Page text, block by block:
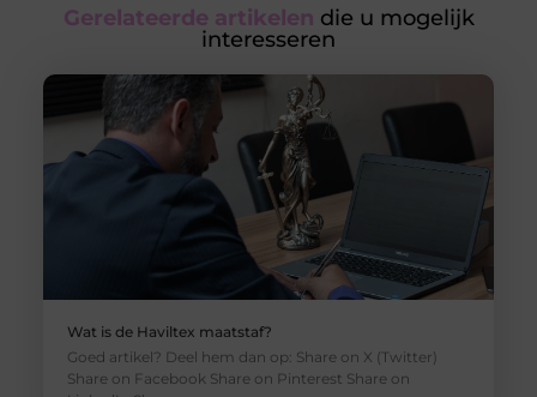
Gerelateerde artikelen die u mogelijk
interesseren
Wat is de Haviltex maatstaf?
Goed artikel? Deel hem dan op: Share on X (Twitter)
Share on Facebook Share on Pinterest Share on